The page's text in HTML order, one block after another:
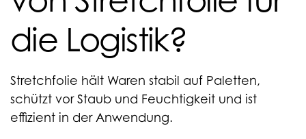
die Logistik?
Stretchfolie hält Waren stabil auf Paletten,
schützt vor Staub und Feuchtigkeit und ist
effizient in der Anwendung.